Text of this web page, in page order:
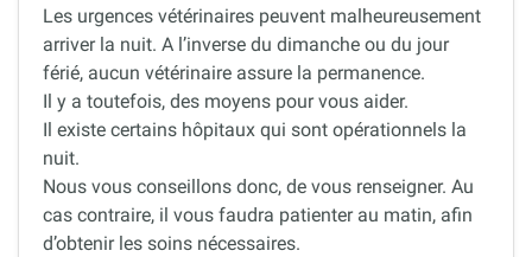
Les urgences vétérinaires peuvent malheureusement
arriver la nuit. A l’inverse du dimanche ou du jour
férié, aucun vétérinaire assure la permanence.
Il y a toutefois, des moyens pour vous aider.
Il existe certains hôpitaux qui sont opérationnels la
nuit.
Nous vous conseillons donc, de vous renseigner. Au
cas contraire, il vous faudra patienter au matin, afin
d’obtenir les soins nécessaires.